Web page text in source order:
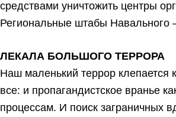
средствами уничтожить центры
Региональные штабы
ЛЕКАЛА БОЛЬШОГО ТЕРРОРА
Наш маленький террор клепается
все: и пропагандистское вранье
процессам. И поиск заграничных